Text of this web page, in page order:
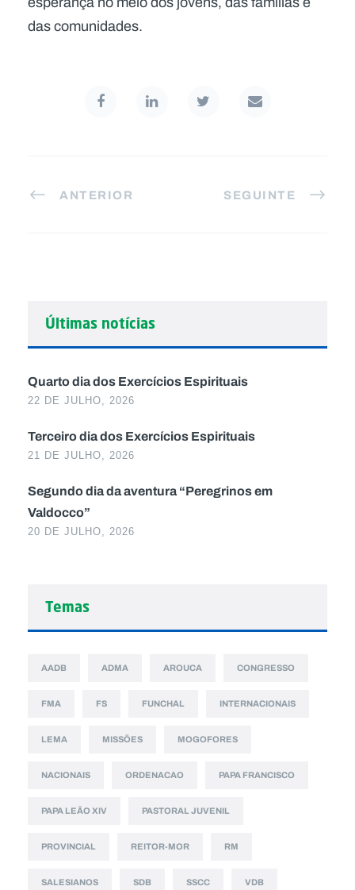
das comunidades.
ANTERIOR SEGUINTE
Últimas notícias
Quarto dia dos Exercícios Espirituais
22 DE JULHO, 2026
Terceiro dia dos Exercícios Espirituais
21 DE JULHO, 2026
Segundo dia da aventura “Peregrinos em
Valdocco”
20 DE JULHO, 2026
Temas
AADB ADMA AROUCA CONGRESSO
FMA FS FUNCHAL INTERNACIONAIS
LEMA MISSÕES MOGOFORES
NACIONAIS ORDENACAO PAPA FRANCISCO
PAPA LEÃO XIV PASTORAL JUVENIL
PROVINCIAL REITOR-MOR RM
SALESIANOS SDB SSCC VDB